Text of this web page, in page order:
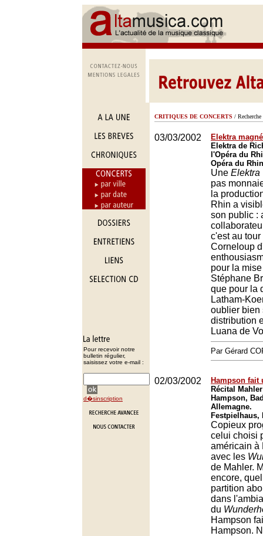
Pour recevoir notre
bulletin régulier,
saisissez votre e-mail :
d�sinscription
CRITIQUES DE CONCERTS / Recherche
03/03/2002
Elektra
Elektra de
l'Opéra du
Opéra du
Une Elektra
pas
la
Rhin a
son public :
c'est au
Corneloup
pour la
Stéphane
que pour la
Latham-
oublier bien
distribution
Luana de
Par Gérard
02/03/2002
Hampson fait
Récital
Hampson,
Allemagne.
Festpielhaus,
Copieux
celui choisi
américain à
avec les
de Mahler.
encore,
partition
dans
du
Hampson
Hampson.